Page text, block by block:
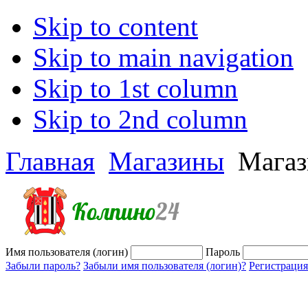
Skip to content
Skip to main navigation
Skip to 1st column
Skip to 2nd column
Главная Магазины
Имя пользователя (логин)
Пароль
Забыли пароль? Забыли имя пользователя (логин)? Регистрация